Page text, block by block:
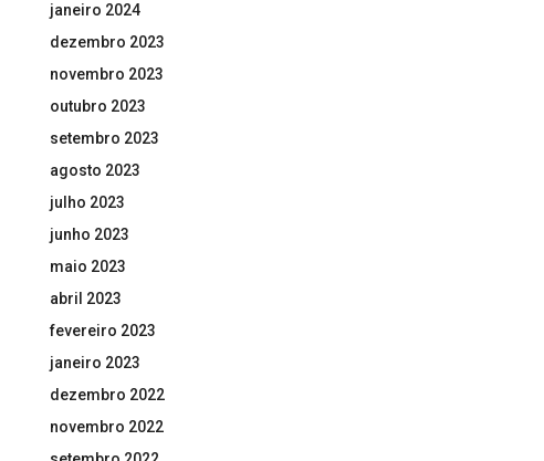
janeiro 2024
dezembro 2023
novembro 2023
outubro 2023
setembro 2023
agosto 2023
julho 2023
junho 2023
maio 2023
abril 2023
fevereiro 2023
janeiro 2023
dezembro 2022
novembro 2022